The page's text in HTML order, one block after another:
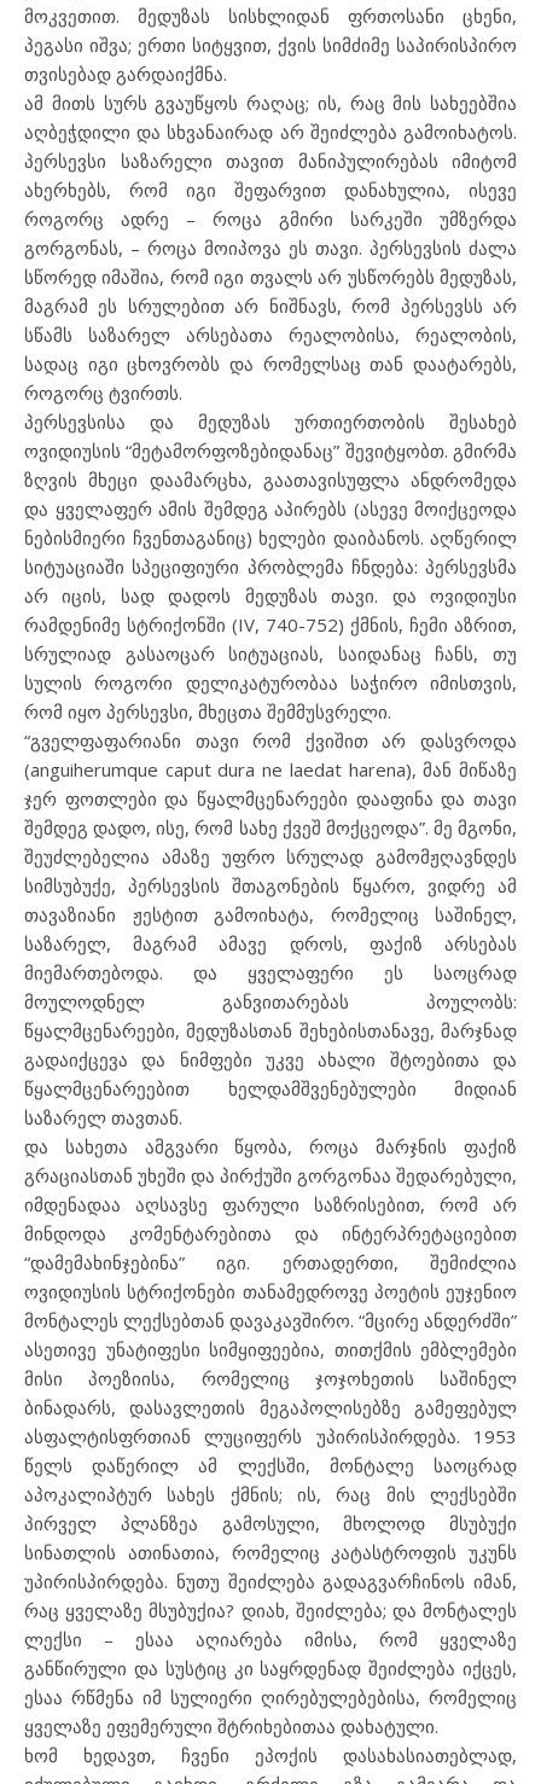
მოკვეთით. მედუზას სისხლიდან ფრთოსანი ცხენი,
პეგასი იშვა; ერთი სიტყვით, ქვის სიმძიმე საპირისპირო
თვისებად გარდაიქმნა.
ამ მითს სურს გვაუწყოს რაღაც; ის, რაც მის სახეებშია
აღბეჭდილი და სხვანაირად არ შეიძლება გამოიხატოს.
პერსევსი საზარელი თავით მანიპულირებას იმიტომ
ახერხებს, რომ იგი შეფარვით დანახულია, ისევე
როგორც ადრე – როცა გმირი სარკეში უმზერდა
გორგონას, – როცა მოიპოვა ეს თავი. პერსევსის ძალა
სწორედ იმაშია, რომ იგი თვალს არ უსწორებს მედუზას,
მაგრამ ეს სრულებით არ ნიშნავს, რომ პერსევსს არ
სწამს საზარელ არსებათა რეალობისა, რეალობის,
სადაც იგი ცხოვრობს და რომელსაც თან დაატარებს,
როგორც ტვირთს.
პერსევსისა და მედუზას ურთიერთობის შესახებ
ოვიდიუსის “მეტამორფოზებიდანაც” შევიტყობთ. გმირმა
ზღვის მხეცი დაამარცხა, გაათავისუფლა ანდრომედა
და ყველაფერ ამის შემდეგ აპირებს (ასევე მოიქცეოდა
ნებისმიერი ჩვენთაგანიც) ხელები დაიბანოს. აღწერილ
სიტუაციაში სპეციფიური პრობლემა ჩნდება: პერსევსმა
არ იცის, სად დადოს მედუზას თავი. და ოვიდიუსი
რამდენიმე სტრიქონში (IV, 740-752) ქმნის, ჩემი აზრით,
სრულიად გასაოცარ სიტუაციას, საიდანაც ჩანს, თუ
სულის როგორი დელიკატურობაა საჭირო იმისთვის,
რომ იყო პერსევსი, მხეცთა შემმუსვრელი.
“გველფაფარიანი თავი რომ ქვიშით არ დასვროდა
(anguiherumque caput dura ne laedat harena), მან მიწაზე
ჯერ ფოთლები და წყალმცენარეები დააფინა და თავი
შემდეგ დადო, ისე, რომ სახე ქვეშ მოქცეოდა”. მე მგონი,
შეუძლებელია ამაზე უფრო სრულად გამომჟღავნდეს
სიმსუბუქე, პერსევსის შთაგონების წყარო, ვიდრე ამ
თავაზიანი ჟესტით გამოიხატა, რომელიც საშინელ,
საზარელ, მაგრამ ამავე დროს, ფაქიზ არსებას
მიემართებოდა. და ყველაფერი ეს საოცრად
მოულოდნელ განვითარებას პოულობს:
წყალმცენარეები, მედუზასთან შეხებისთანავე, მარჯნად
გადაიქცევა და ნიმფები უკვე ახალი შტოებითა და
წყალმცენარეებით ხელდამშვენებულები მიდიან
საზარელ თავთან.
და სახეთა ამგვარი წყობა, როცა მარჯნის ფაქიზ
გრაციასთან უხეში და პირქუში გორგონაა შედარებული,
იმდენადაა აღსავსე ფარული საზრისებით, რომ არ
მინდოდა კომენტარებითა და ინტერპრეტაციებით
“დამემახინჯებინა” იგი. ერთადერთი, შემიძლია
ოვიდიუსის სტრიქონები თანამედროვე პოეტის ეუჯენიო
მონტალეს ლექსებთან დავაკავშირო. “მცირე ანდერძში”
ასეთივე უნატიფესი სიმყიფეებია, თითქმის ემბლემები
მისი პოეზიისა, რომელიც ჯოჯოხეთის საშინელ
ბინადარს, დასავლეთის მეგაპოლისებზე გამეფებულ
ასფალტისფრთიან ლუციფერს უპირისპირდება. 1953
წელს დაწერილ ამ ლექსში, მონტალე საოცრად
აპოკალიპტურ სახეს ქმნის; ის, რაც მის ლექსებში
პირველ პლანზეა გამოსული, მხოლოდ მსუბუქი
სინათლის ათინათია, რომელიც კატასტროფის უკუნს
უპირისპირდება. ნუთუ შეიძლება გადაგვარჩინოს იმან,
რაც ყველაზე მსუბუქია? დიახ, შეიძლება; და მონტალეს
ლექსი – ესაა აღიარება იმისა, რომ ყველაზე
განწირული და სუსტიც კი საყრდენად შეიძლება იქცეს,
ესაა რწმენა იმ სულიერი ღირებულებებისა, რომელიც
ყველაზე ეფემერული შტრიხებითაა დახატული.
ხომ ხედავთ, ჩვენი ეპოქის დასახასიათებლად,